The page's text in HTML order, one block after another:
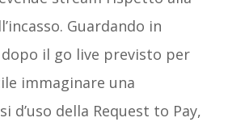
Guardando in
il go live previsto per
immaginare una
d’uso della Request to Pay,